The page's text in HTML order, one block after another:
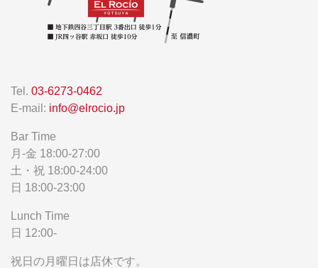
Tel. 03-6273-0462
E-mail: info@elrocio.jp
Bar Time
月-金 18:00-27:00
土・祝 18:00-24:00
日 18:00-23:00
Lunch Time
日 12:00-
祝日の月曜日は店休です。